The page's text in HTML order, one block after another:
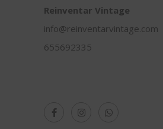
Reinventar Vintage
info@reinventarvintage.com
655692335